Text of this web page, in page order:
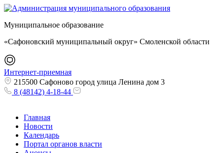
Муниципальное образование
«Сафоновский муниципальный округ» Смоленской области
Интернет-приемная
215500 Сафоново город улица Ленина дом 3
8 (48142) 4-18-44
Главная
Новости
Календарь
Портал органов власти